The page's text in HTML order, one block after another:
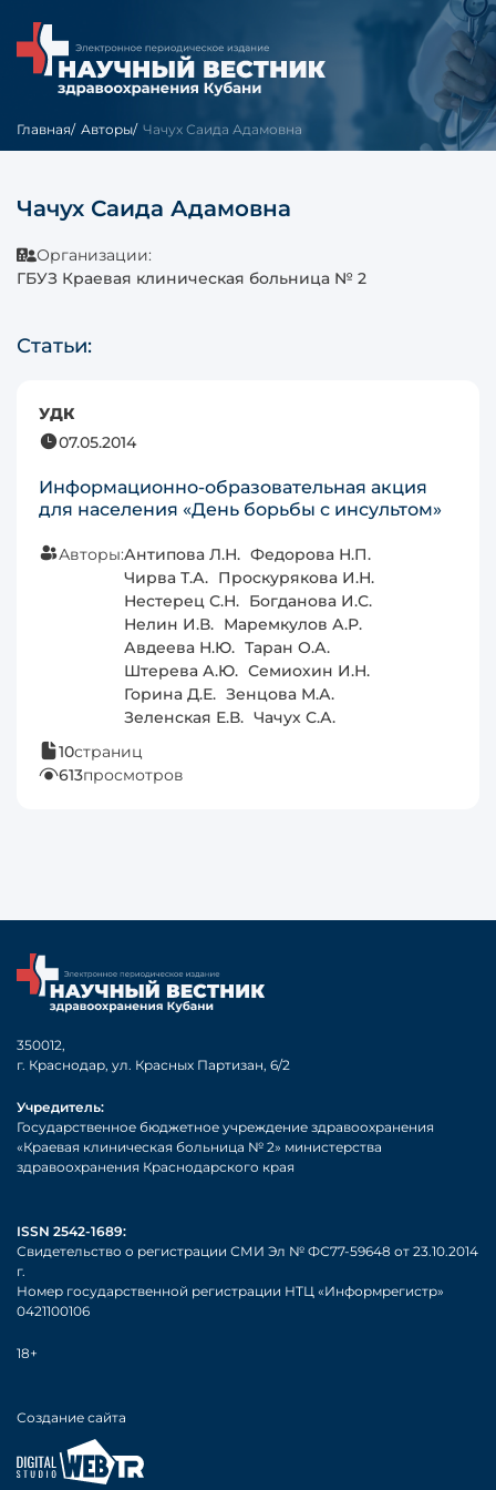
Главная Авторы Чачух Саида Адамовна
Чачух Саида Адамовна
Организации:
ГБУЗ Краевая клиническая больница № 2
Статьи:
УДК
07.05.2014
Информационно-образовательная акция
для населения «День борьбы с инсультом»
Авторы:Антипова Л.Н. Федорова Н.П.
Чирва Т.А. Проскурякова И.Н.
Нестерец С.Н. Богданова И.С.
Нелин И.В. Маремкулов А.Р.
Авдеева Н.Ю. Таран О.А.
Штерева А.Ю. Семиохин И.Н.
Горина Д.Е. Зенцова М.А.
Зеленская Е.В. Чачух С.А.
10страниц
613просмотров
350012,
г. Краснодар, ул. Красных Партизан, 6/2
Учредитель:
Государственное бюджетное учреждение здравоохранения
«Краевая клиническая больница № 2» министерства
здравоохранения Краснодарского края
ISSN 2542-1689:
Свидетельство о регистрации СМИ Эл № ФС77-59648 от 23.10.2014
г.
Номер государственной регистрации НТЦ «Информрегистр»
0421100106
18+
Создание сайта